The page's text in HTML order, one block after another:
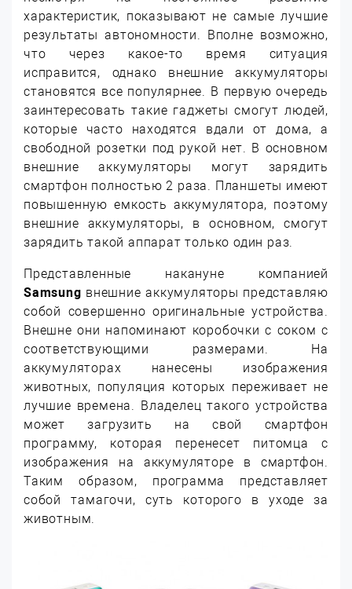
характеристик, показывают не самые лучшие
результаты автономности. Вполне возможно,
что через какое-то время ситуация
исправится, однако внешние аккумуляторы
становятся все популярнее. В первую очередь
заинтересовать такие гаджеты смогут людей,
которые часто находятся вдали от дома, а
свободной розетки под рукой нет. В основном
внешние аккумуляторы могут зарядить
смартфон полностью 2 раза. Планшеты имеют
повышенную емкость аккумулятора, поэтому
внешние аккумуляторы, в основном, смогут
зарядить такой аппарат только один раз.
Представленные накануне компанией
Samsung внешние аккумуляторы представляю
собой совершенно оригинальные устройства.
Внешне они напоминают коробочки с соком с
соответствующими размерами. На
аккумуляторах нанесены изображения
животных, популяция которых переживает не
лучшие времена. Владелец такого устройства
может загрузить на свой смартфон
программу, которая перенесет питомца с
изображения на аккумуляторе в смартфон.
Таким образом, программа представляет
собой тамагочи, суть которого в уходе за
животным.